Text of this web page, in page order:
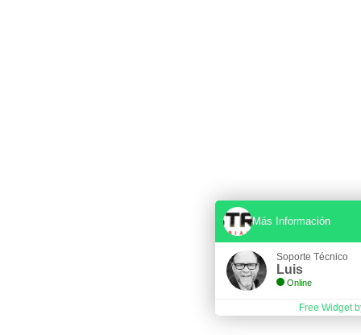
Más Información
Soporte Técnico
Luis
Online
Free Widget